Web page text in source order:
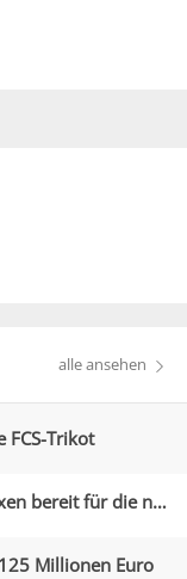
alle ansehen
FCS-Trikot
für die neue Saison
Millionen Euro